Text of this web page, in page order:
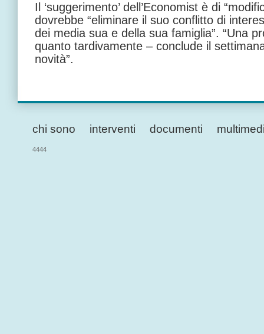
Il ‘suggerimento’ dell’Economist è di
dovrebbe “eliminare il suo conflitto di
dei media sua e della sua famiglia”. “Una
quanto tardivamente – conclude il
novità”.
chi sono interventi documenti
4444